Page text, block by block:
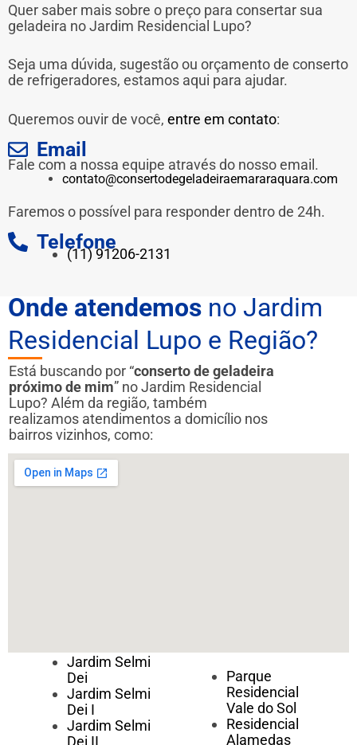
Quer saber mais sobre o preço para consertar sua
geladeira no Jardim Residencial Lupo?
Seja uma dúvida, sugestão ou orçamento de conserto
de refrigeradores, estamos aqui para ajudar.
Queremos ouvir de você, entre em contato:
Email
Fale com a nossa equipe através do nosso email.
contato@consertodegeladeiraemararaquara.com
Faremos o possível para responder dentro de 24h.
Telefone
(11) 91206-2131
Onde atendemos no Jardim
Residencial Lupo e Região?
Está buscando por “conserto de geladeira
próximo de mim” no Jardim Residencial
Lupo? Além da região, também
realizamos atendimentos a domicílio nos
bairros vizinhos, como:
Jardim Selmi
Dei
Jardim Selmi
Dei I
Jardim Selmi
Parque
Residencial
Vale do Sol
Residencial
Alamedas